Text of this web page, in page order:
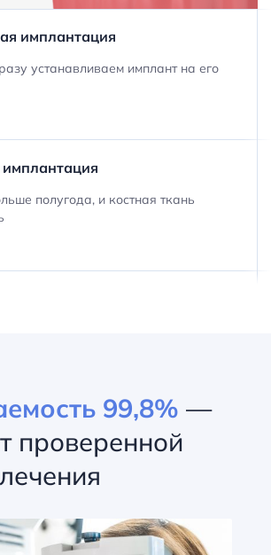
имплантация
устанавливаем имплант на его
имплантация
полугода, и костная ткань
99,8% —
проверенной